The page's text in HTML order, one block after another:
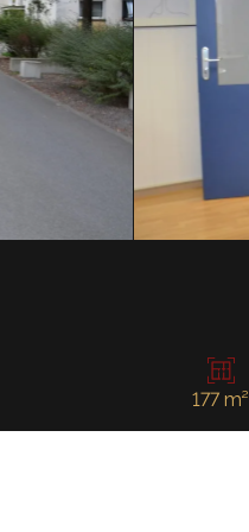
177 m²